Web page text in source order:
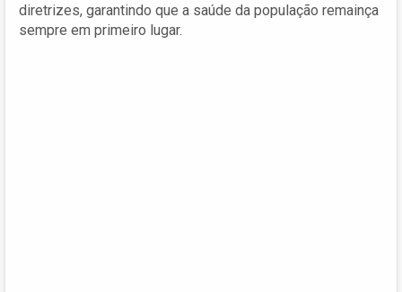
diretrizes, garantindo que a saúde da população remainça
sempre em primeiro lugar.